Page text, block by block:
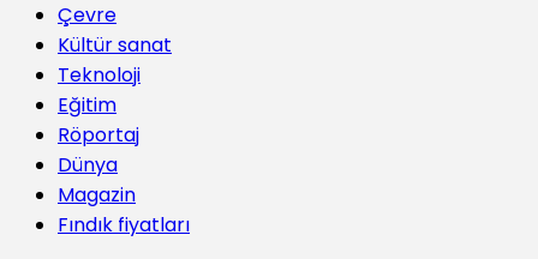
Çevre
Kültür sanat
Teknoloji
Eğitim
Röportaj
Dünya
Magazin
Fındık fiyatları